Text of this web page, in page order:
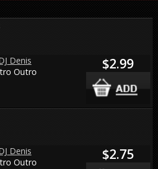
Denis
Outro
$2.99
Denis
Outro
$2.75